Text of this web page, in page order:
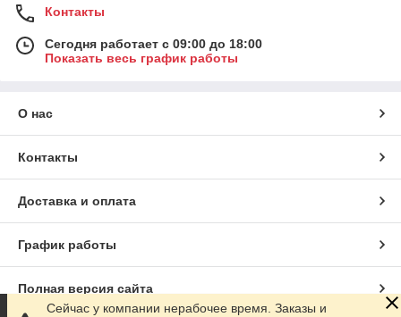
Контакты
Сегодня работает с 09:00 до 18:00
Показать весь график работы
О нас
Контакты
Доставка и оплата
График работы
Полная версия сайта
Сейчас у компании нерабочее время. Заказы и